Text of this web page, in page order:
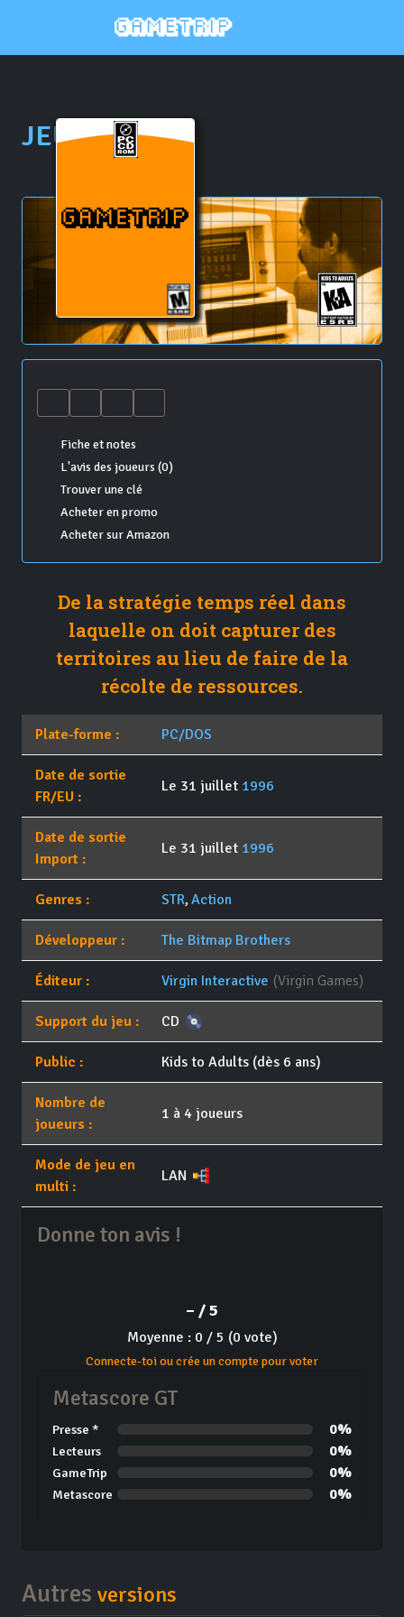
JEU PC \\Z
Fiche et notes
L'avis des joueurs (0)
Trouver une clé
Acheter en promo
Acheter sur Amazon
De la stratégie temps réel dans
laquelle on doit capturer des
territoires au lieu de faire de la
récolte de ressources.
Plate-forme : PC/DOS
Date de sortie
FR/EU :
Le 31 juillet 1996
Date de sortie
Import :
Le 31 juillet 1996
Genres : STR, Action
Développeur : The Bitmap Brothers
Éditeur : Virgin Interactive (Virgin Games)
Support du jeu : CD
Public : Kids to Adults (dès 6 ans)
Nombre de
joueurs :
1 à 4 joueurs
Mode de jeu en
multi :
LAN
Donne ton avis !
– / 5
Moyenne : 0 / 5 (0 vote)
Connecte-toi ou crée un compte pour voter
Metascore GT
Presse * 0%
Lecteurs 0%
GameTrip 0%
Metascore 0%
Autres versions